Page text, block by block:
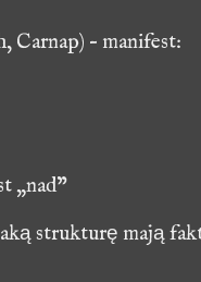
Carnap) – manifest:
„nad”
strukturę mają